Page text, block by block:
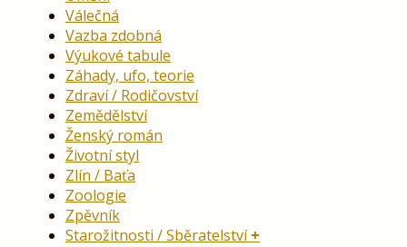
Válečná
Vazba zdobná
Výukové tabule
Záhady, ufo, teorie
Zdraví / Rodičovství
Zemědělství
Ženský román
Životní styl
Zlín / Baťa
Zoologie
Zpěvník
Starožitnosti / Sběratelství